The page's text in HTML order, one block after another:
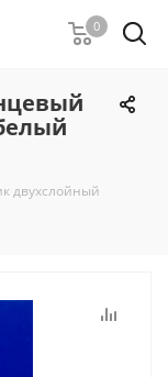
0
двухслойный